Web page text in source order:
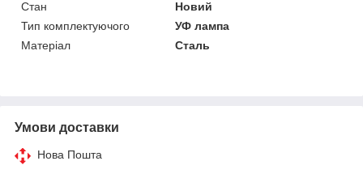
Стан
Новий
Тип комплектуючого
УФ лампа
Матеріал
Сталь
Умови доставки
Нова Пошта